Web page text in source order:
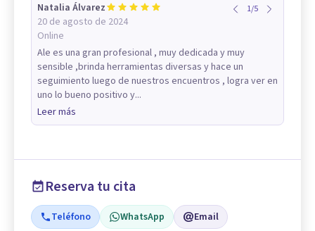
Natalia Álvarez
20 de agosto de 2024
Online
1/5
Ale es una gran profesional , muy dedicada y muy
sensible ,brinda herramientas diversas y hace un
seguimiento luego de nuestros encuentros , logra ver en
uno lo bueno positivo y...
Leer más
Reserva tu cita
Teléfono WhatsApp Email